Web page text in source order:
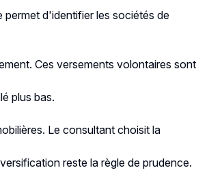
d'identifier les sociétés de
Ces versements volontaires sont
plus bas.
Le consultant choisit la
reste la règle de prudence.